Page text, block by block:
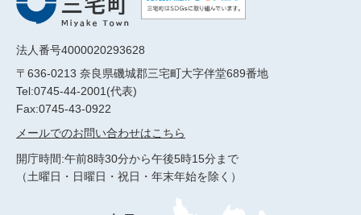
法人番号4000020293628
〒636-0213 奈良県磯城郡三宅町大字伴堂689番地
Tel:0745-44-2001(代表)
Fax:0745-43-0922
メールでのお問い合わせはこちら
開庁時間:午前8時30分から午後5時15分まで
（土曜日・日曜日・祝日・年末年始を除く）